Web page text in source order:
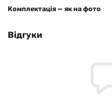
Комплектація — як на фото
Відгуки